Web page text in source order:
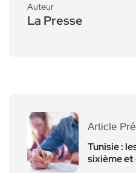
Auteur
La Presse
Article
Tunisie :
sixième et